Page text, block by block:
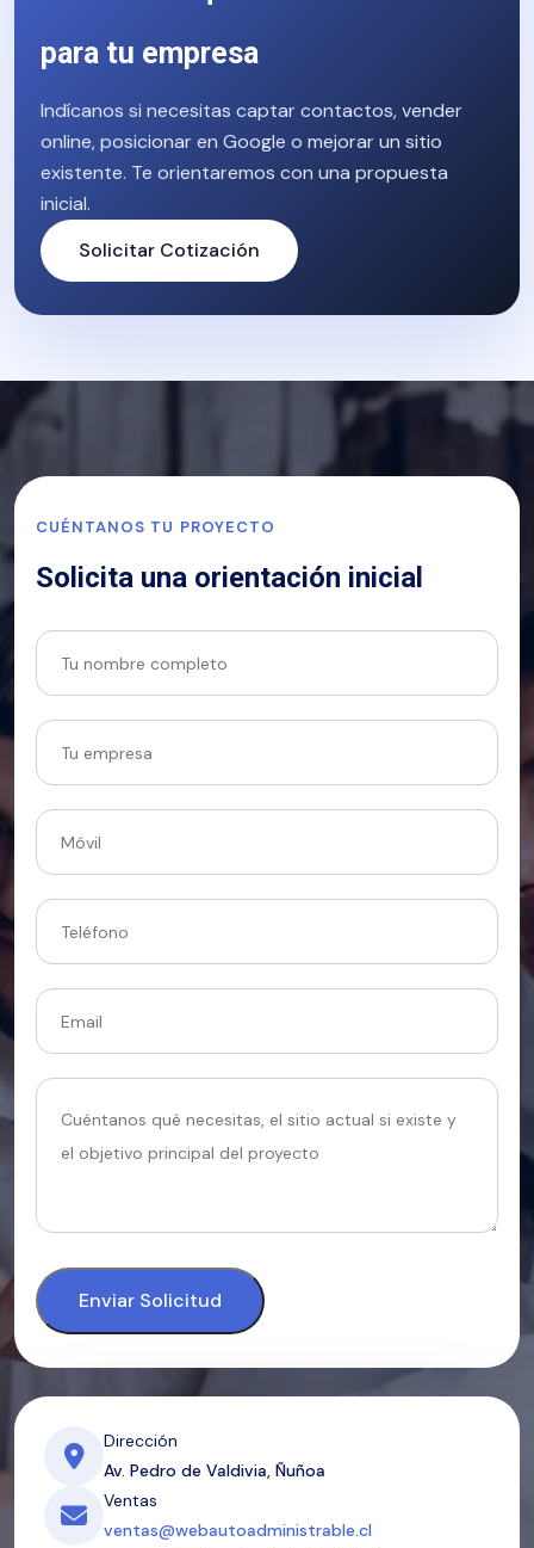
para tu empresa
Indícanos si necesitas captar contactos, vender
online, posicionar en Google o mejorar un sitio
existente. Te orientaremos con una propuesta
inicial.
Solicitar Cotización
CUÉNTANOS TU PROYECTO
Solicita una orientación inicial
Enviar Solicitud
Dirección
Av. Pedro de Valdivia, Ñuñoa
Ventas
ventas@webautoadministrable.cl